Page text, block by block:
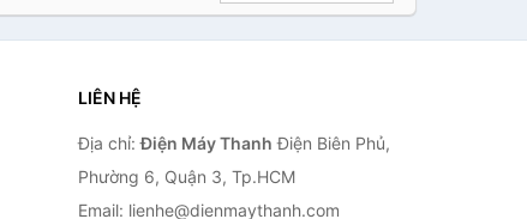
LIÊN HỆ
Địa chỉ:Điện Máy Thanh Điện Biên Phủ,
Phường 6, Quận 3, Tp.HCM
Email: lienhe@dienmaythanh.com